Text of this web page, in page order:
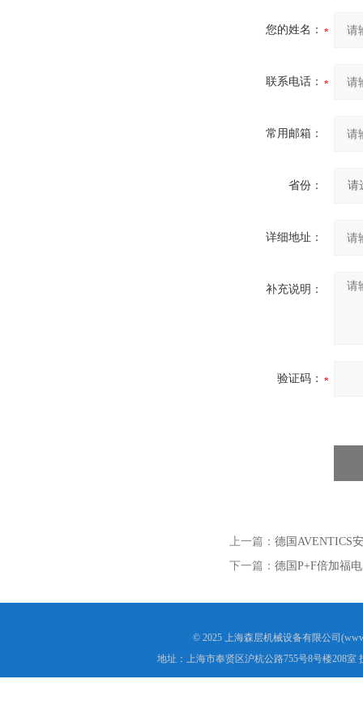
您的姓名：
联系电话：
常用邮箱：
省份：
详细地址：
补充说明：
验证码：
上一篇： 德国AVENTICS
下一篇： 德国P+F倍加福
© 2025 上海森层机械设备有限公司
地址：上海市奉贤区沪杭公路755号8号楼208室